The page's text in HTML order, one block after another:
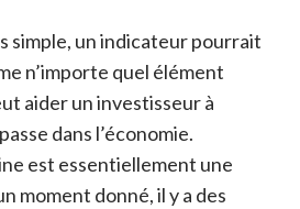
simple, un indicateur pourrait
n’importe quel élément
aider un investisseur à
dans l’économie.
est essentiellement une
moment donné, il y a des